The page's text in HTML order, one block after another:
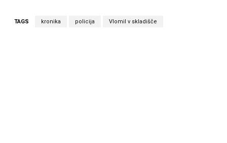
TAGS kronika policija Vlomil v skladišče